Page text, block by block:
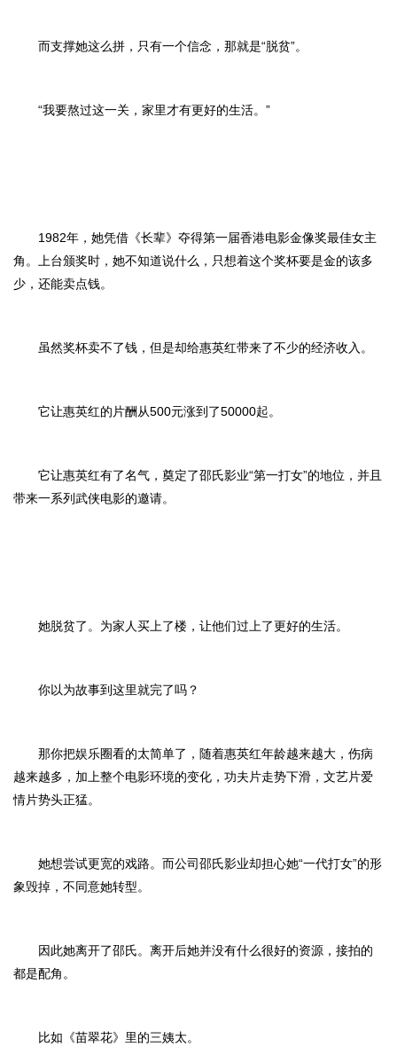
而支撑她这么拼，只有一个信念，那就是“脱贫”。
“我要熬过这一关，家里才有更好的生活。”
1982年，她凭借《长辈》夺得第一届香港电影金像奖最佳女主
角。上台颁奖时，她不知道说什么，只想着这个奖杯要是金的该多
少，还能卖点钱。
虽然奖杯卖不了钱，但是却给惠英红带来了不少的经济收入。
它让惠英红的片酬从500元涨到了50000起。
它让惠英红有了名气，奠定了邵氏影业“第一打女”的地位，并且
带来一系列武侠电影的邀请。
她脱贫了。为家人买上了楼，让他们过上了更好的生活。
你以为故事到这里就完了吗？
那你把娱乐圈看的太简单了，随着惠英红年龄越来越大，伤病
越来越多，加上整个电影环境的变化，功夫片走势下滑，文艺片爱
情片势头正猛。
她想尝试更宽的戏路。而公司邵氏影业却担心她“一代打女”的形
象毁掉，不同意她转型。
因此她离开了邵氏。离开后她并没有什么很好的资源，接拍的
都是配角。
比如《苗翠花》里的三姨太。